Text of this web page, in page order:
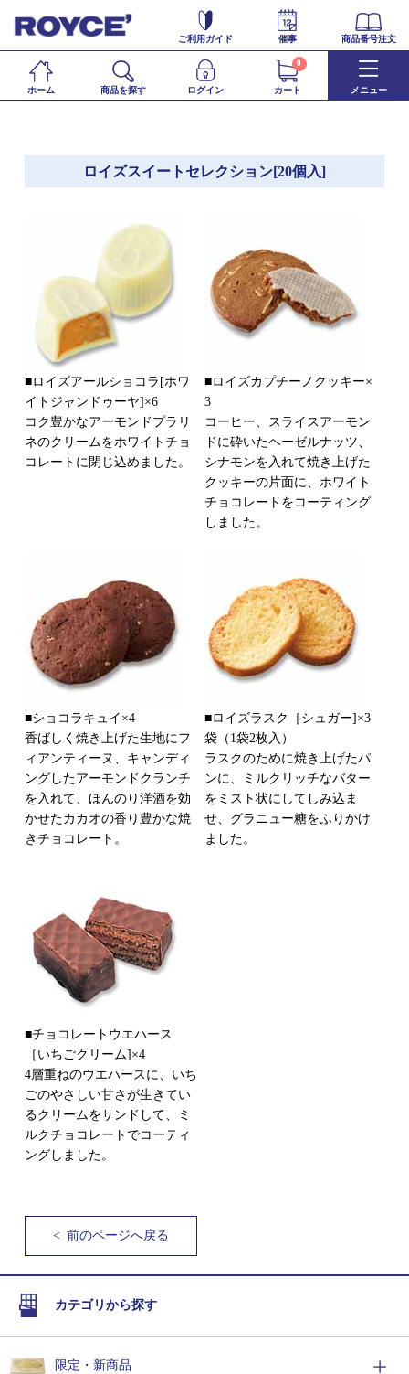
ご利用ガイド 催事 商品番号注文
ホーム 商品を探す ログイン カート
0
メニュー
ロイズスイートセレクション[20個入]
■ロイズアールショコラ[ホワ
イトジャンドゥーヤ]×6
コク豊かなアーモンドプラリ
ネのクリームをホワイトチョ
コレートに閉じ込めました。
■ロイズカプチーノクッキー×
3
コーヒー、スライスアーモン
ドに砕いたヘーゼルナッツ、
シナモンを入れて焼き上げた
クッキーの片面に、ホワイト
チョコレートをコーティング
しました。
■ショコラキュイ×4
香ばしく焼き上げた生地にフ
ィアンティーヌ、キャンディ
ングしたアーモンドクランチ
を入れて、ほんのり洋酒を効
かせたカカオの香り豊かな焼
きチョコレート。
■ロイズラスク［シュガー]×3
袋（1袋2枚入）
ラスクのために焼き上げたパ
ンに、ミルクリッチなバター
をミスト状にしてしみ込ま
せ、グラニュー糖をふりかけ
ました。
■チョコレートウエハース
［いちごクリーム]×4
4層重ねのウエハースに、いち
ごのやさしい甘さが生きてい
るクリームをサンドして、ミ
ルクチョコレートでコーティ
ングしました。
< 前のページへ戻る
カテゴリから探す
限定・新商品